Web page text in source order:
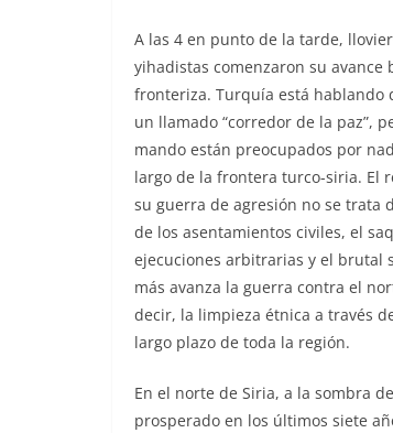
A las 4 en punto de la tarde,
yihadistas comenzaron su
fronteriza. Turquía está hablando
un llamado “corredor de la paz”,
mando están preocupados por
largo de la frontera turco-siria. El
su guerra de agresión no se trata
de los asentamientos civiles, el
ejecuciones arbitrarias y el brutal
más avanza la guerra contra el
decir, la limpieza étnica a través
largo plazo de toda la región.
En el norte de Siria, a la sombra
prosperado en los últimos siete